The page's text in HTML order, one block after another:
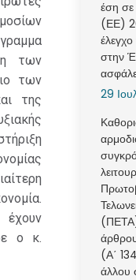
των
των
της
ο κ.
έση σε
(ΕΕ)
στην
29
(Α΄
άλλου